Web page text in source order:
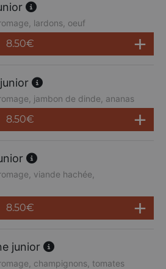
lardons, oeuf
8.50€
jambon de dinde, ananas
8.50€
viande hachée,
8.50€
junior
champignons, tomates